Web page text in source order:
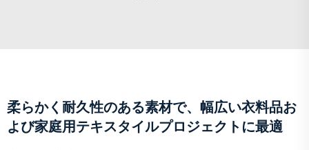
柔らかく耐久性のある素材で、幅広い衣料品お
よび家庭用テキスタイルプロジェクトに最適